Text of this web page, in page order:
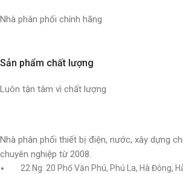
Nhà phân phối chính hãng
Sản phẩm chất lượng
Luôn tận tâm vì chất lượng
Nhà phân phối thiết bị điện, nước, xây dựng
chuyên nghiệp từ 2008.
22 Ng. 20 Phố Văn Phú, Phú La, Hà Đông,